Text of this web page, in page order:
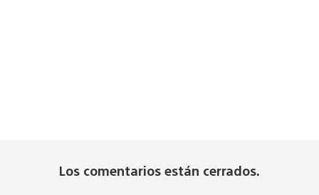
Los comentarios están cerrados.